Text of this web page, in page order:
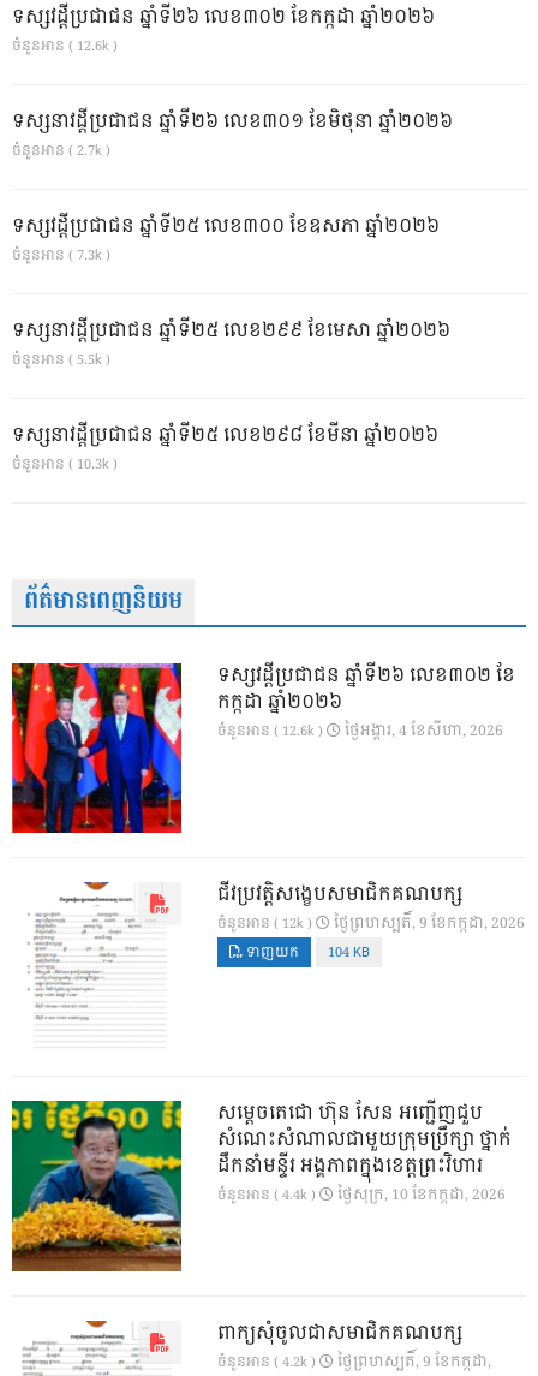
ទស្សវដ្តីប្រជាជន ឆ្នាំទី២៦ លេខ៣០២ ខែកក្កដា ឆ្នាំ២០២៦
ចំនួនអាន ( 12.6k )
ទស្សនាវដ្ដីប្រជាជន ឆ្នាំទី២៦ លេខ៣០១ ខែមិថុនា ឆ្នាំ២០២៦
ចំនួនអាន ( 2.7k )
ទស្សវដ្តីប្រជាជន ឆ្នាំទី២៥ លេខ៣០០ ខែឧសភា ឆ្នាំ២០២៦
ចំនួនអាន ( 7.3k )
ទស្សនាវដ្ដីប្រជាជន ឆ្នាំទី២៥ លេខ២៩៩ ខែមេសា ឆ្នាំ២០២៦
ចំនួនអាន ( 5.5k )
ទស្សនាវដ្ដីប្រជាជន ឆ្នាំទី២៥ លេខ២៩៨ ខែមីនា ឆ្នាំ២០២៦
ចំនួនអាន ( 10.3k )
ព័ត៌មានពេញនិយម
ទស្សវដ្តីប្រជាជន ឆ្នាំទី២៦ លេខ៣០២ ខែ
កក្កដា ឆ្នាំ២០២៦
ចំនួនអាន ( 12.6k ) ថ្ងៃ​អង្គារ, 4 ខែ​សីហា, 2026
ជីវប្រវត្តិសង្ខេបសមាជិកគណបក្ស
ចំនួនអាន ( 12k ) ថ្ងៃ​ព្រហស្បតិ៍, 9 ខែ​កក្កដា, 2026
ទាញយក 104 KB
សម្តេចតេជោ ហ៊ុន សែន អញ្ជើញជួប
សំណេះសំណាលជាមួយក្រុមប្រឹក្សា ថ្នាក់
ដឹកនាំមន្ទីរ អង្គភាពក្នុងខេត្តព្រះវិហារ
ចំនួនអាន ( 4.4k ) ថ្ងៃ​សុក្រ, 10 ខែ​កក្កដា, 2026
ពាក្យសុំចូលជាសមាជិកគណបក្ស
ចំនួនអាន ( 4.2k ) ថ្ងៃ​ព្រហស្បតិ៍, 9 ខែ​កក្កដា,